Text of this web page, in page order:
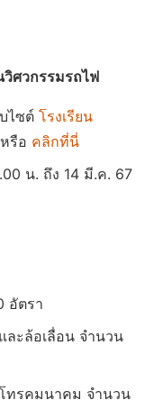
วิศวกรรมรถไฟ
ไซต์ โรงเรียน
รือ คลิกที่นี่
น. ถึง 14 มี.ค. 67
อัตรา
ละล้อเลื่อน จำนวน
รคมนาคม จำนวน